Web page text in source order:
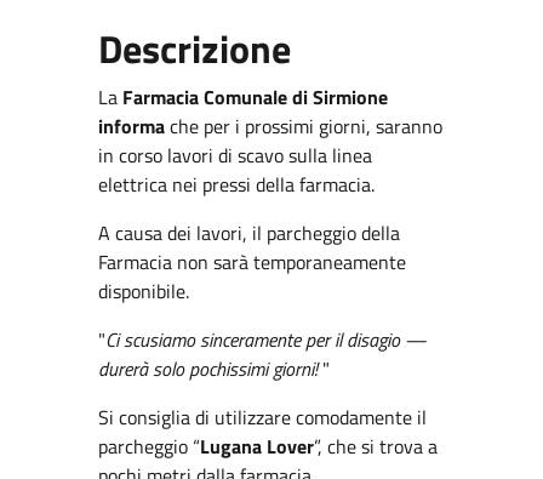
Descrizione
La Farmacia Comunale di Sirmione
informache per i prossimi giorni, saranno
in corso lavori di scavo sulla linea
elettrica nei pressi della farmacia.
A causa dei lavori, il parcheggio della
Farmacia non sarà temporaneamente
disponibile.
"Ci scusiamo sinceramente per il disagio —
durerà solo pochissimi giorni!"
Si consiglia di utilizzare comodamente il
parcheggio “Lugana Lover”, che si trova a